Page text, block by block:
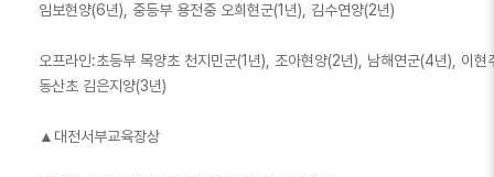
임보현양(6년), 중등부 용전중 오희현군(1년), 김수연양(2년)
오프라인:초등부 목양초 천지민군(1년), 조아현양(2년), 남해연군(4년), 이
동산초 김은지양(3년)
▲대전서부교육장상